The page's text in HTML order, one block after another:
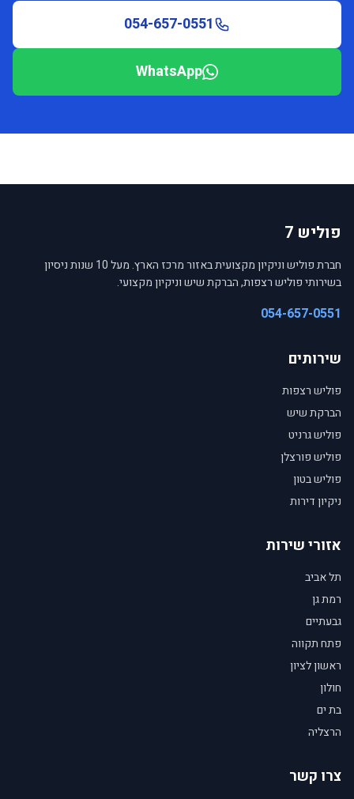
054-657-0551
WhatsApp
פוליש 7
חברת פוליש וניקיון מקצועית באזור מרכז הארץ. מעל 10 שנות ניסיון
בשירותי פוליש רצפות, הברקת שיש וניקיון מקצועי.
054-657-0551
שירותים
פוליש רצפות
הברקת שיש
פוליש גרניט
פוליש פורצלן
פוליש בטון
ניקיון דירות
אזורי שירות
תל אביב
רמת גן
גבעתיים
פתח תקווה
ראשון לציון
חולון
בת ים
הרצליה
צרו קשר